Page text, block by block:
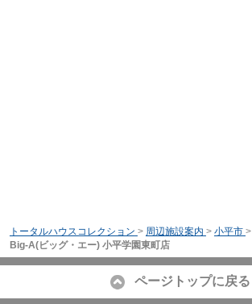
トータルハウスコレクション > 周辺施設案内 > 小平市 >
Big-A(ビッグ・エー) 小平学園東町店
ページトップに戻る